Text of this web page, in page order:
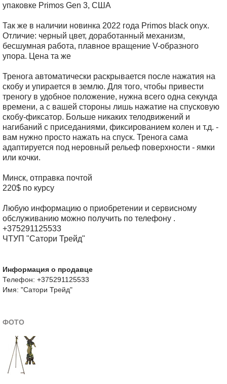
упаковке Primos Gen 3, США
Так же в наличии новинка 2022 года Primos black onyx.
Отличие: черный цвет, доработанный механизм,
бесшумная работа, плавное вращение V-образного
упора. Цена та же
Тренога автоматически раскрывается после нажатия на
скобу и упирается в землю. Для того, чтобы привести
треногу в удобное положение, нужна всего одна секунда
времени, а с вашей стороны лишь нажатие на спусковую
скобу-фиксатор. Больше никаких телодвижений и
нагибаний с приседаниями, фиксированием колен и т.д. -
вам нужно просто нажать на спуск. Тренога сама
адаптируется под неровный рельеф поверхности - ямки
или кочки.
Минск, отправка почтой
220$ по курсу
Любую информацию о приобретении и сервисному
обслуживанию можно получить по телефону .
+375291125533
ЧТУП "Сатори Трейд"
Информация о продавце
Телефон: +375291125533
Имя: "Сатори Трейд"
ФОТО